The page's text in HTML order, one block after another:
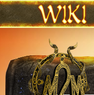
Ugrás:navigáció,keresés